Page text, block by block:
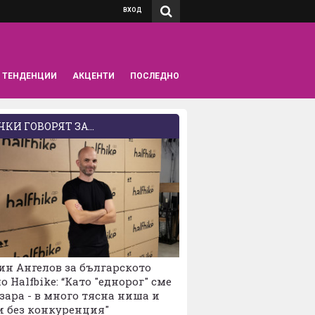
ВХОД
ТЕНДЕНЦИИ АКЦЕНТИ ПОСЛЕДНО
ГОВОРЯТ ЗА...
Ангелов за българското
Halfbike: “Като "еднорог" сме
- в много тясна ниша и
без конкуренция"